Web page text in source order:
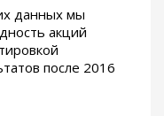
данных мы
акций
после 2016